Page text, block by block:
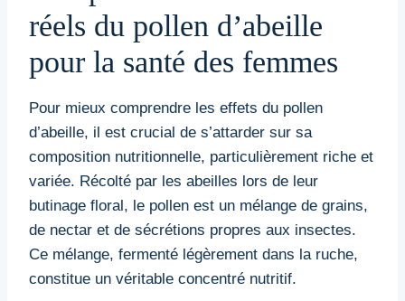
réels du pollen d’abeille
pour la santé des femmes
Pour mieux comprendre les effets du pollen
d’abeille, il est crucial de s’attarder sur sa
composition nutritionnelle, particulièrement riche et
variée. Récolté par les abeilles lors de leur
butinage floral, le pollen est un mélange de grains,
de nectar et de sécrétions propres aux insectes.
Ce mélange, fermenté légèrement dans la ruche,
constitue un véritable concentré nutritif.